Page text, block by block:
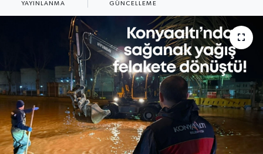
YAYINLANMA GÜNCELLEME
Asayiş
Eğitim
Sağlık
Magazin
Haber Arşivi